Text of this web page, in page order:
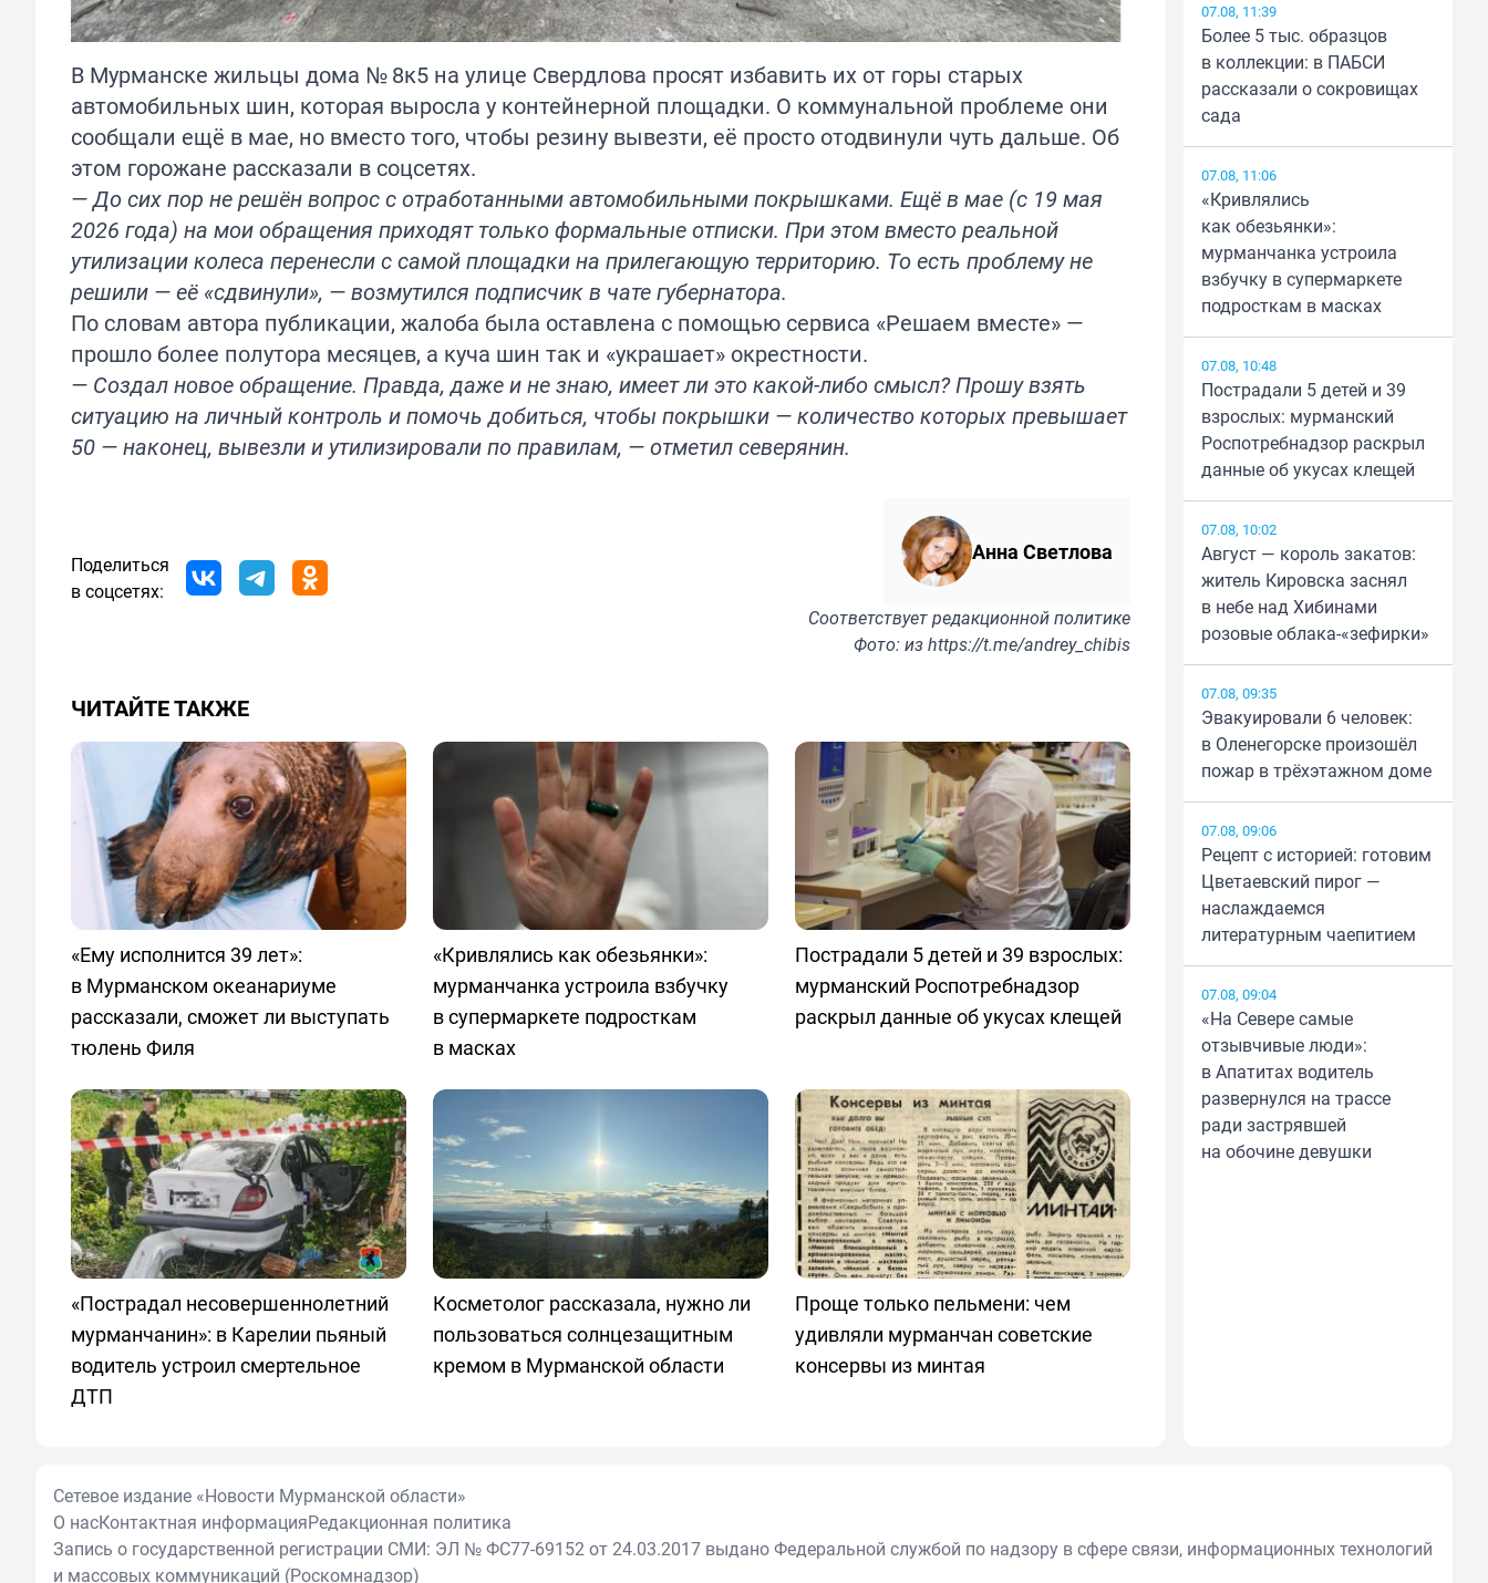
В Мурманске жильцы дома № 8к5 на улице Свердлова просят избавить их от горы старых
автомобильных шин, которая выросла у контейнерной площадки. О коммунальной проблеме они
сообщали ещё в мае, но вместо того, чтобы резину вывезти, её просто отодвинули чуть дальше. Об
этом горожане рассказали в соцсетях.
— До сих пор не решён вопрос с отработанными автомобильными покрышками. Ещё в мае (с 19 мая
2026 года) на мои обращения приходят только формальные отписки. При этом вместо реальной
утилизации колеса перенесли с самой площадки на прилегающую территорию. То есть проблему не
решили — её «сдвинули», — возмутился подписчик в чате губернатора.
По словам автора публикации, жалоба была оставлена с помощью сервиса «Решаем вместе» —
прошло более полутора месяцев, а куча шин так и «украшает» окрестности.
— Создал новое обращение. Правда, даже и не знаю, имеет ли это какой-либо смысл? Прошу взять
ситуацию на личный контроль и помочь добиться, чтобы покрышки — количество которых превышает
50 — наконец, вывезли и утилизировали по правилам, — отметил северянин.
Поделиться
в соцсетях:
Анна Светлова
Соответствуетредакционной политике
Фото: из https://t.me/andrey_chibis
ЧИТАЙТЕ ТАКЖЕ
«Ему исполнится 39 лет»:
в Мурманском океанариуме
рассказали, сможет ли выступать
тюлень Филя
«Кривлялись как обезьянки»:
мурманчанка устроила взбучку
в супермаркете подросткам
в масках
Пострадали 5 детей и 39 взрослых:
мурманский Роспотребнадзор
раскрыл данные об укусах клещей
«Пострадал несовершеннолетний
мурманчанин»: в Карелии пьяный
водитель устроил смертельное
ДТП
Косметолог рассказала, нужно ли
пользоваться солнцезащитным
кремом в Мурманской области
Проще только пельмени: чем
удивляли мурманчан советские
консервы из минтая
07.08, 11:39
Более 5 тыс. образцов
в коллекции: в ПАБСИ
рассказали о сокровищах
сада
07.08, 11:06
«Кривлялись
как обезьянки»:
мурманчанка устроила
взбучку в супермаркете
подросткам в масках
07.08, 10:48
Пострадали 5 детей и 39
взрослых: мурманский
Роспотребнадзор раскрыл
данные об укусах клещей
07.08, 10:02
Август — король закатов:
житель Кировска заснял
в небе над Хибинами
розовые облака-«зефирки»
07.08, 09:35
Эвакуировали 6 человек:
в Оленегорске произошёл
пожар в трёхэтажном доме
07.08, 09:06
Рецепт с историей: готовим
Цветаевский пирог —
наслаждаемся
литературным чаепитием
07.08, 09:04
«На Севере самые
отзывчивые люди»:
в Апатитах водитель
развернулся на трассе
ради застрявшей
на обочине девушки
Сетевое издание «Новости Мурманской области»
О насКонтактная информацияРедакционная политика
Запись о государственной регистрации СМИ: ЭЛ № ФС77-69152 от 24.03.2017 выдано Федеральной службой по надзору в сфере связи, информационных технологий
и массовых коммуникаций (Роскомнадзор)